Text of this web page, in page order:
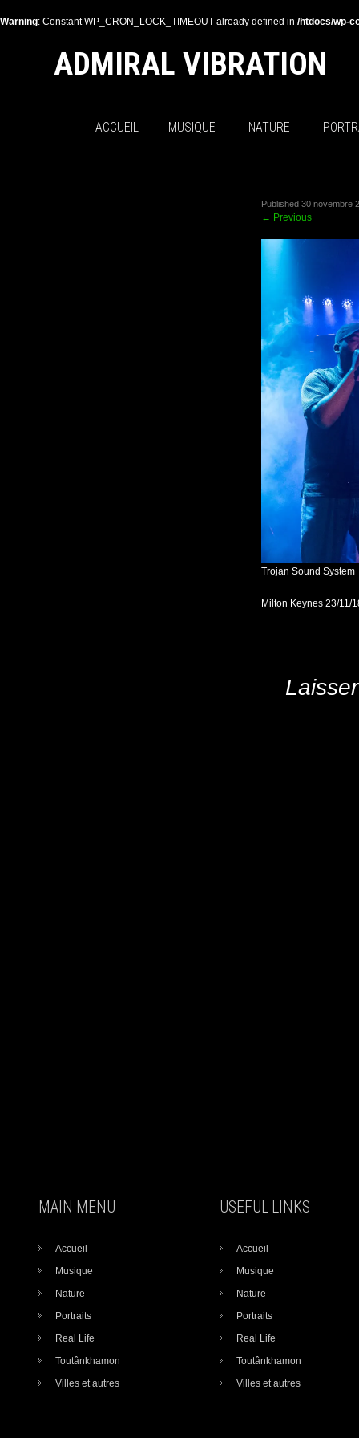
Warning: Constant WP_CRON_LOCK_TIMEOUT already defined in /htdocs/wp-
ADMIRAL VIBRATION
ACCUEIL MUSIQUE NATURE
Published 30 novembre
← Previous
Trojan Sound System
Milton Keynes 23/11/
MAIN MENU
Accueil
Musique
Nature
Portraits
Real Life
Toutânkhamon
Villes et autres
USEFUL LINKS
Accueil
Musique
Nature
Portraits
Real Life
Toutânkhamon
Villes et autres